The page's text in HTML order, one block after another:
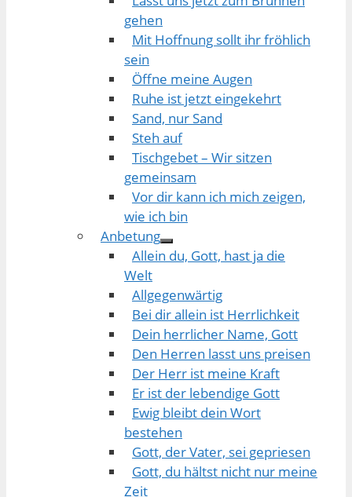
gehen
Mit Hoffnung sollt ihr fröhlich
sein
Öffne meine Augen
Ruhe ist jetzt eingekehrt
Sand, nur Sand
Steh auf
Tischgebet – Wir sitzen
gemeinsam
Vor dir kann ich mich zeigen,
wie ich bin
Anbetung
Allein du, Gott, hast ja die
Welt
Allgegenwärtig
Bei dir allein ist Herrlichkeit
Dein herrlicher Name, Gott
Den Herren lasst uns preisen
Der Herr ist meine Kraft
Er ist der lebendige Gott
Ewig bleibt dein Wort
bestehen
Gott, der Vater, sei gepriesen
Gott, du hältst nicht nur meine
Zeit